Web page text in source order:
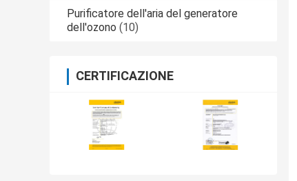
Purificatore dell'aria del generatore
dell'ozono (10)
CERTIFICAZIONE